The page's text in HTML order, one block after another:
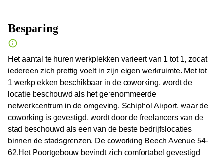
Besparing
Het aantal te huren werkplekken varieert van 1 tot 1, zodat
iedereen zich prettig voelt in zijn eigen werkruimte. Met tot
1 werkplekken beschikbaar in de coworking, wordt de
locatie beschouwd als het gerenommeerde
netwerkcentrum in de omgeving. Schiphol Airport, waar de
coworking is gevestigd, wordt door de freelancers van de
stad beschouwd als een van de beste bedrijfslocaties
binnen de stadsgrenzen. De coworking Beech Avenue 54-
62,Het Poortgebouw bevindt zich comfortabel gevestigd